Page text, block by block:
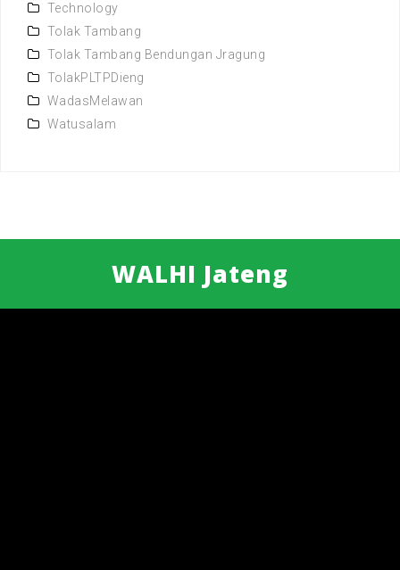
Technology
Tolak Tambang
Tolak Tambang Bendungan Jragung
TolakPLTPDieng
WadasMelawan
Watusalam
WALHI Jateng